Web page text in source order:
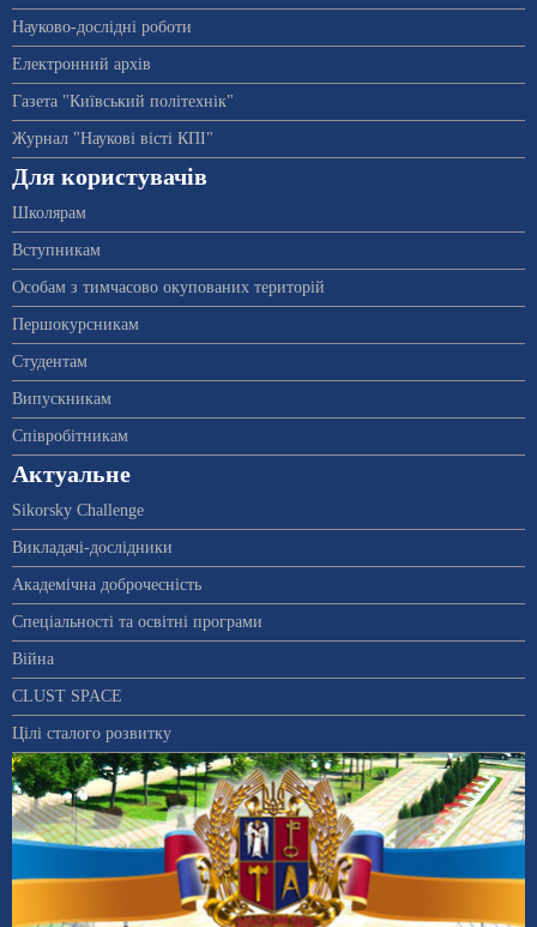
Науково-дослідні роботи
Електронний архів
Газета "Київський політехнік"
Журнал "Наукові вісті КПІ"
Для користувачів
Школярам
Вступникам
Особам з тимчасово окупованих територій
Першокурсникам
Студентам
Випускникам
Співробітникам
Актуальне
Sikorsky Challenge
Викладачі-дослідники
Академічна доброчесність
Спеціальності та освітні програми
Війна
CLUST SPACE
Цілі сталого розвитку